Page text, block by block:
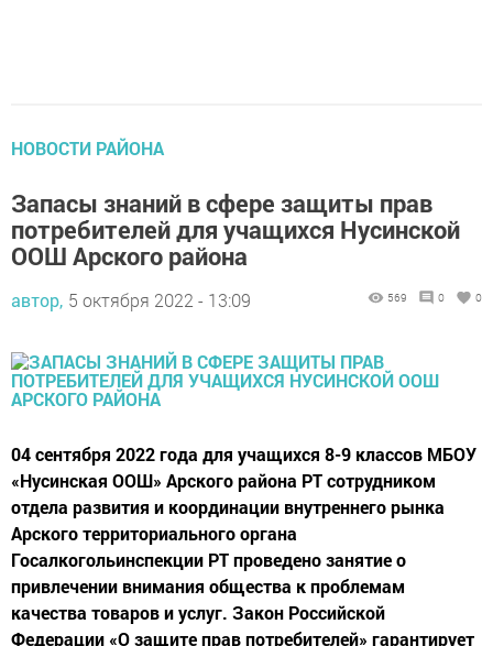
НОВОСТИ РАЙОНА
Запасы знаний в сфере защиты прав
потребителей для учащихся Нусинской
ООШ Арского района
автор, 5 октября 2022 - 13:09 569 0 0
04 сентября 2022 года для учащихся 8-9 классов МБОУ
«Нусинская ООШ» Арского района РТ сотрудником
отдела развития и координации внутреннего рынка
Арского территориального органа
Госалкогольинспекции РТ проведено занятие о
привлечении внимания общества к проблемам
качества товаров и услуг. Закон Российской
Федерации «О защите прав потребителей» гарантирует